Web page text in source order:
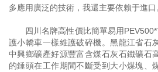
多應用廣泛的技術，我還主要依賴于進口
四川名牌高性價比簡單易用
護小轎車一樣維護破碎機。黑龍江省石
中興鄉礦產好源豐富含煤石灰石鐵礦石
的錘頭在工作期間不斷受到大小煤塊、